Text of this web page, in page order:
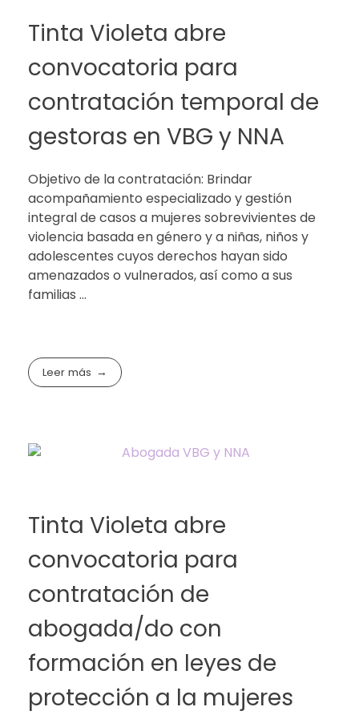
Tinta Violeta abre
convocatoria para
contratación temporal de
gestoras en VBG y NNA
Objetivo de la contratación: Brindar
acompañamiento especializado y gestión
integral de casos a mujeres sobrevivientes de
violencia basada en género y a niñas, niños y
adolescentes cuyos derechos hayan sido
amenazados o vulnerados, así como a sus
familias ...
Leer más
Tinta Violeta abre
convocatoria para
contratación de
abogada/do con
formación en leyes de
protección a la mujeres